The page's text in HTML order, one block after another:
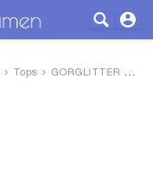
Tops GORGLITTER Damen Y2k Camisole ...